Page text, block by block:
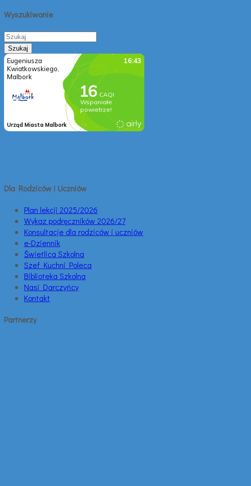
Wyszukiwanie
Dla Rodziców i Uczniów
Plan lekcji 2025/2026
Wykaz podręczników 2026/27
Konsultacje dla rodziców i uczniów
e-Dziennik
Świetlica Szkolna
Szef Kuchni Poleca
Biblioteka Szkolna
Nasi Darczyńcy
Kontakt
Partnerzy